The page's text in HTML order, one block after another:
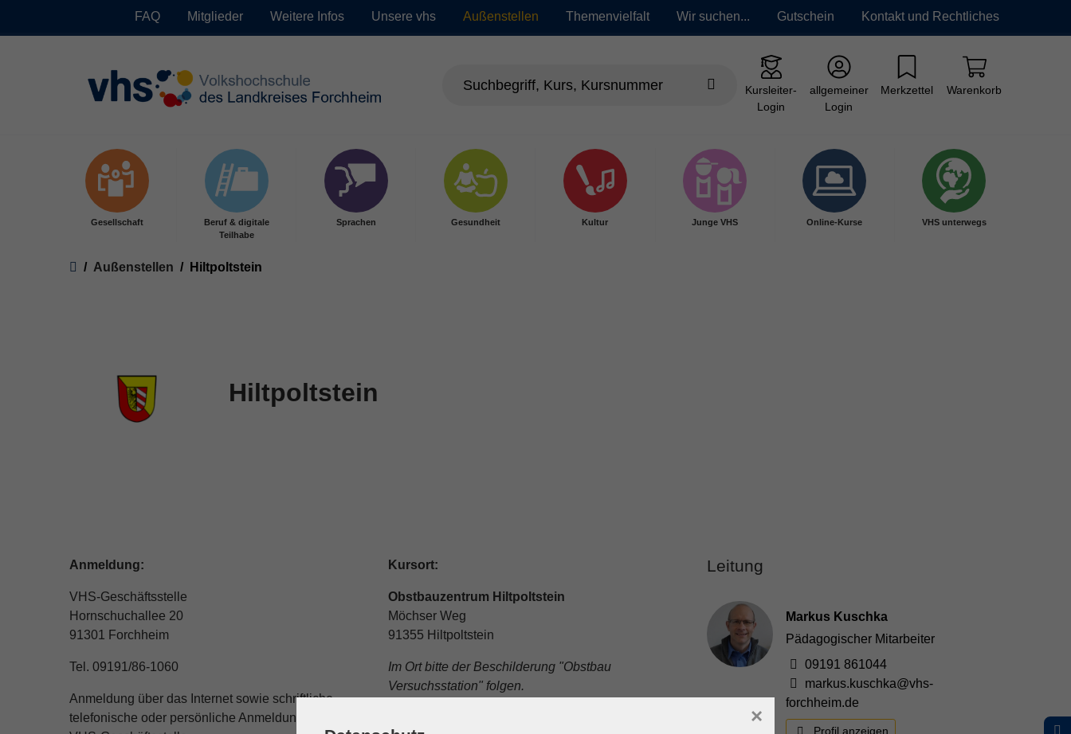
FAQ Mitglieder Weitere Infos Unsere vhs Außenstellen Themenvielfalt Wir suchen... Gutschein Kontakt und Rechtliches
Kursleiter-
Login
allgemeiner
Login
Merkzettel Warenkorb
Gesellschaft
Beruf & digitale
Teilhabe
Sprachen Gesundheit Kultur Junge VHS Online-Kurse VHS unterwegs
Außenstellen Hiltpoltstein
Hiltpoltstein
Anmeldung:
VHS-Geschäftsstelle
Hornschuchallee 20
91301 Forchheim
Tel. 09191/86-1060
Anmeldung über das Internet sowie schriftliche,
telefonische oder persönliche Anmeldung in der
Kursort:
Obstbauzentrum Hiltpoltstein
Möchser Weg
91355 Hiltpoltstein
Im Ort bitte der Beschilderung "Obstbau
Versuchsstation" folgen.
Leitung
Markus Kuschka
Pädagogischer Mitarbeiter
09191 861044
markus.kuschka@vhs-
forchheim.de
Profil anzeigen
×